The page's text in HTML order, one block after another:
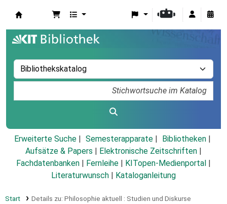
Erweiterte Suche Semesterapparate
Bibliotheken
Aufsätze & Papers
Elektronische Zeitschriften
Fachdatenbanken
Fernleihe KITopen-Medienportal
Literaturwunsch
Kataloganleitung
Start Details zu: Philosophie aktuell : Studien und Diskurse